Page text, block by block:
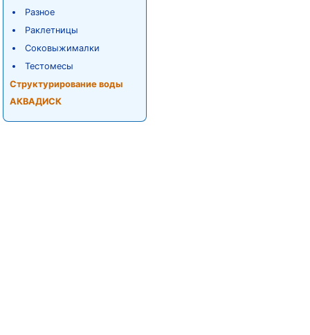
Разное
Раклетницы
Соковыжималки
Тестомесы
Структурирование воды
АКВАДИСК